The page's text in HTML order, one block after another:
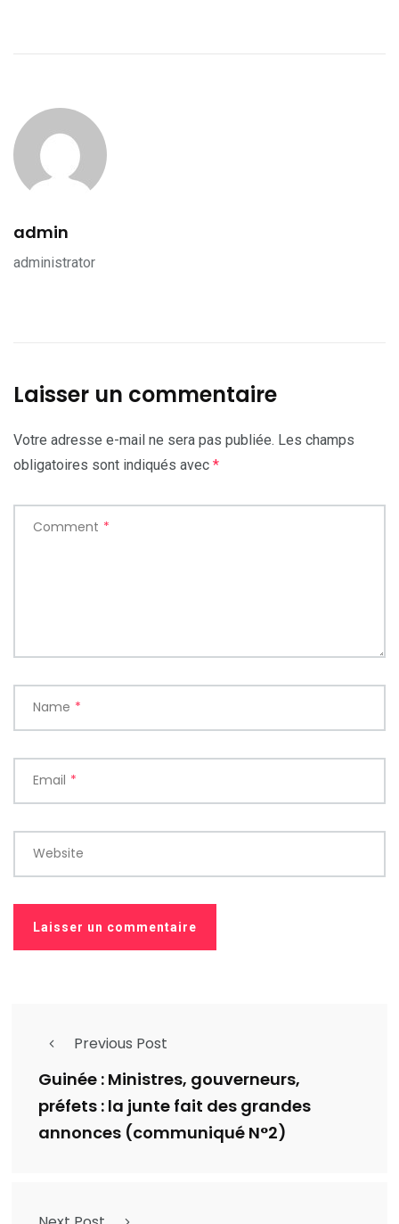
admin
administrator
Laisser un commentaire
Votre adresse e-mail ne sera pas publiée. Les champs
obligatoires sont indiqués avec *
Comment *
Name *
Email *
Website
Previous Post
Guinée : Ministres, gouverneurs,
préfets : la junte fait des grandes
annonces (communiqué N°2)